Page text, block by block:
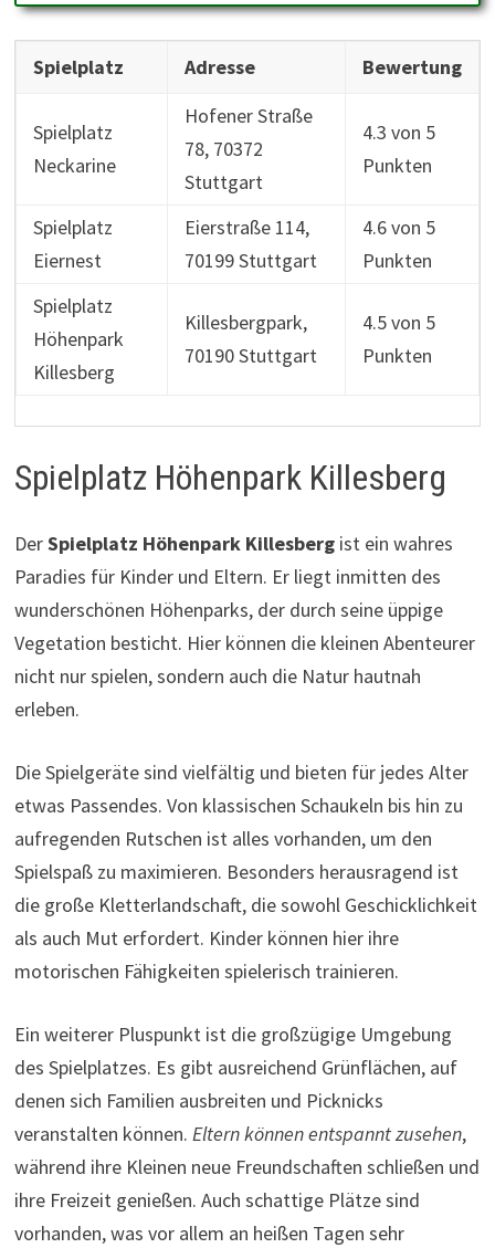
Spielplatz Adresse Bewertung
Spielplatz
Neckarine
Hofener Straße
78, 70372
Stuttgart
4.3 von 5
Punkten
Spielplatz
Eiernest
Eierstraße 114,
70199 Stuttgart
4.6 von 5
Punkten
Spielplatz
Höhenpark
Killesberg
Killesbergpark,
70190 Stuttgart
4.5 von 5
Punkten
Spielplatz Höhenpark Killesberg
DerSpielplatz Höhenpark Killesbergist ein wahres
Paradies für Kinder und Eltern. Er liegt inmitten des
wunderschönen Höhenparks, der durch seine üppige
Vegetation besticht. Hier können die kleinen Abenteurer
nicht nur spielen, sondern auch die Natur hautnah
erleben.
Die Spielgeräte sind vielfältig und bieten für jedes Alter
etwas Passendes. Von klassischen Schaukeln bis hin zu
aufregenden Rutschen ist alles vorhanden, um den
Spielspaß zu maximieren. Besonders herausragend ist
die große Kletterlandschaft, die sowohl Geschicklichkeit
als auch Mut erfordert. Kinder können hier ihre
motorischen Fähigkeiten spielerisch trainieren.
Ein weiterer Pluspunkt ist die großzügige Umgebung
des Spielplatzes. Es gibt ausreichend Grünflächen, auf
denen sich Familien ausbreiten und Picknicks
veranstalten können. Eltern können entspannt zusehen,
während ihre Kleinen neue Freundschaften schließen und
ihre Freizeit genießen. Auch schattige Plätze sind
vorhanden, was vor allem an heißen Tagen sehr